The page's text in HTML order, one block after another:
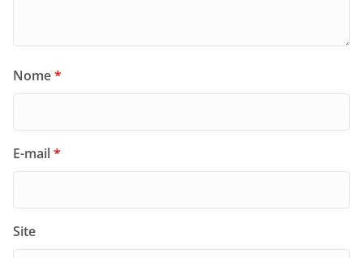
Nome*
E-mail*
Site